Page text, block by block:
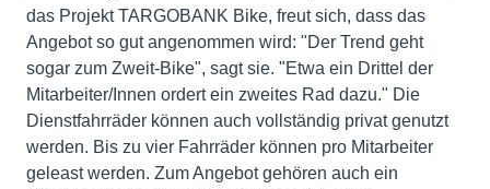
das Projekt TARGOBANK Bike, freut sich, dass das
Angebot so gut angenommen wird: "Der Trend geht
sogar zum Zweit-Bike", sagt sie. "Etwa ein Drittel der
Mitarbeiter/Innen ordert ein zweites Rad dazu." Die
Dienstfahrräder können auch vollständig privat genutzt
werden. Bis zu vier Fahrräder können pro Mitarbeiter
geleast werden. Zum Angebot gehören auch ein